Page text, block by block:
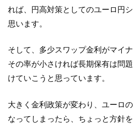
れば、円高対策としてのユーロ円
思います。
そして、多少スワップ金利がマイ
その率が小さければ長期保有は問
けていこうと思っています。
大きく金利政策が変わり、ユーロ
なってしまったら、ちょっと方針